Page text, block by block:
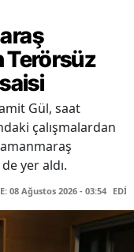
Terörsüz
Gül, saat
çalışmalardan
yer aldı.
08 Ağustos 2026 - 03:54